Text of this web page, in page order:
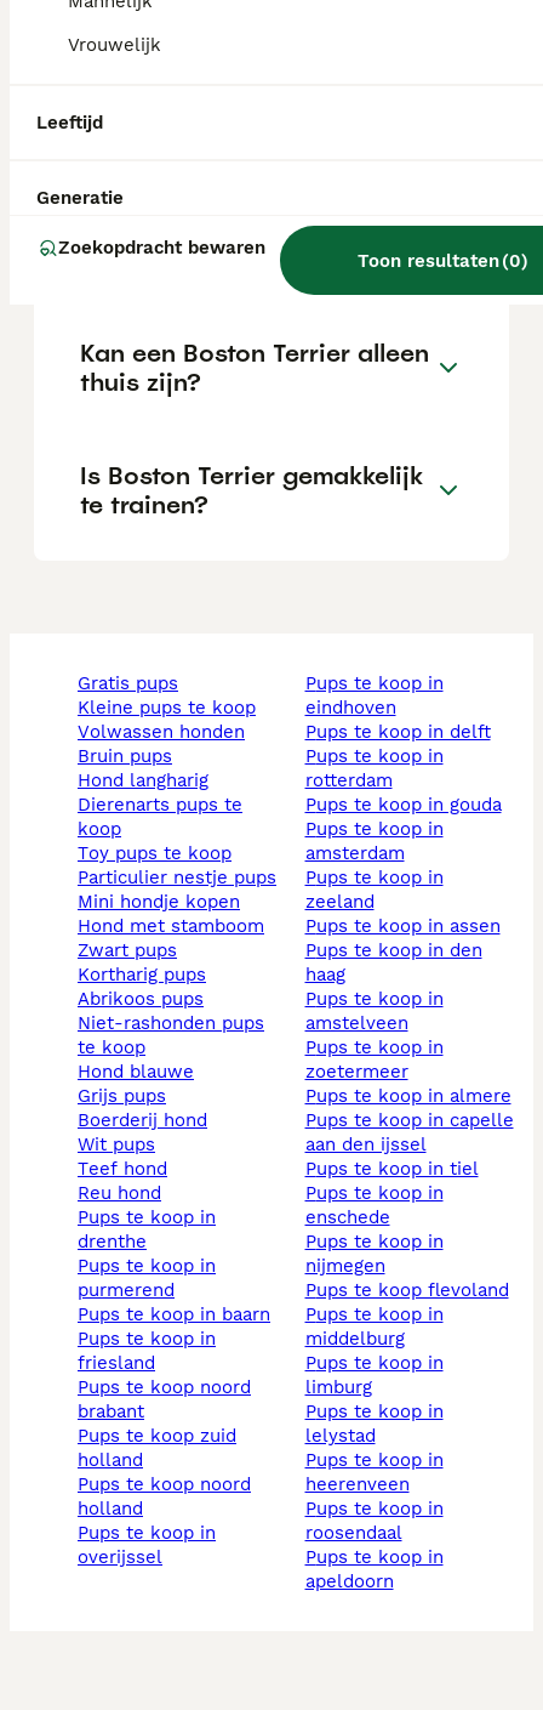
Vrouwelijk
Leeftijd
Generatie
Zoekopdracht bewaren
Toon resultaten(0)
Wat is het karakter van een
Boston Terrier?
Hoeveel jaar leeft een Boston
Terrier?
Kan een Boston Terrier alleen
thuis zijn?
Is Boston Terrier gemakkelijk
te trainen?
gratis pups
kleine pups te koop
volwassen honden
bruin pups
hond langharig
dierenarts pups te
koop
toy pups te koop
particulier nestje pups
mini hondje kopen
hond met stamboom
zwart pups
kortharig pups
abrikoos pups
niet-rashonden pups
te koop
hond blauwe
grijs pups
boerderij hond
wit pups
teef hond
reu hond
pups te koop in
drenthe
pups te koop in
purmerend
pups te koop in baarn
pups te koop in
friesland
pups te koop noord
brabant
pups te koop zuid
holland
pups te koop noord
holland
pups te koop in
overijssel
pups te koop in
eindhoven
pups te koop in delft
pups te koop in
rotterdam
pups te koop in gouda
pups te koop in
amsterdam
pups te koop in
zeeland
pups te koop in assen
pups te koop in den
haag
pups te koop in
amstelveen
pups te koop in
zoetermeer
pups te koop in almere
pups te koop in capelle
aan den ijssel
pups te koop in tiel
pups te koop in
enschede
pups te koop in
nijmegen
pups te koop flevoland
pups te koop in
middelburg
pups te koop in
limburg
pups te koop in
lelystad
pups te koop in
heerenveen
pups te koop in
roosendaal
pups te koop in
apeldoorn